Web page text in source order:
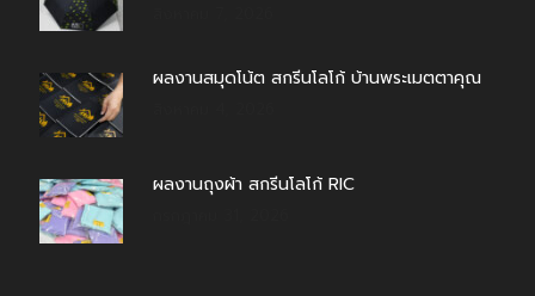
ผลงานสมุดโน้ต สกรีนโลโก้ บ้านพระเมตตาคุณ
ผลงานถุงผ้า สกรีนโลโก้ RIC